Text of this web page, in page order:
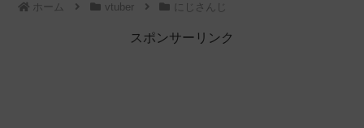
ホーム vtuber にじさんじ
スポンサーリンク